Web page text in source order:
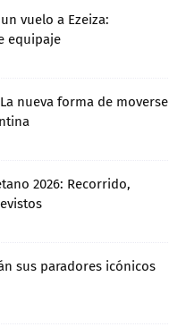
vuelo a Ezeiza:
equipaje
nueva forma de moverse
2026: Recorrido,
sus paradores icónicos